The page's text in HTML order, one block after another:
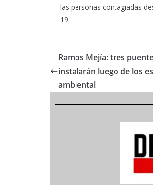
las personas contagiadas
19.
Ramos Mejía: tres
instalarán luego de los
ambiental